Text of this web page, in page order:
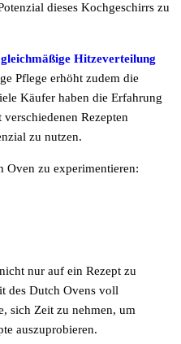
dieses Kochgeschirrs zu
gleichmäßige Hitzeverteilung
Pflege erhöht zudem die
Käufer haben die Erfahrung
Rezepten
zu nutzen.
Oven zu experimentieren:
nur auf ein Rezept zu
des Dutch Ovens voll
sich Zeit zu nehmen, um
auszuprobieren.